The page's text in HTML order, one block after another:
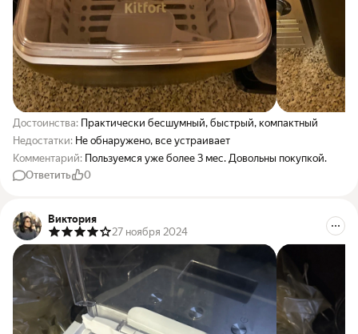
Достоинства: Практически бесшумный, быстрый, компактный
Недостатки: Не обнаружено, все устраивает
Комментарий: Пользуемся уже более 3 мес. Довольны покупкой.
Ответить
0
Виктория
27 ноября 2024